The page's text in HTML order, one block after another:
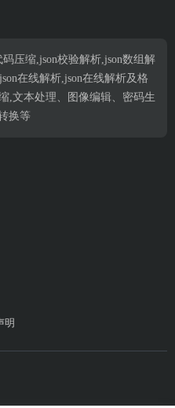
压缩,json校验解析,json数组解
在线解析,json在线解析及格
,文本处理、图像编辑、密码生
换等
明